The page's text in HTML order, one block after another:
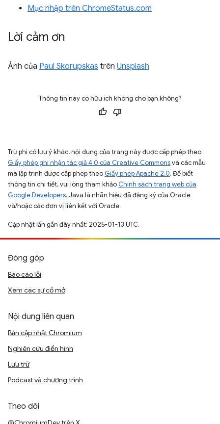
Mục nhập trên ChromeStatus.com
Lời cảm ơn
Ảnh của Paul Skorupskas trên Unsplash
Thông tin này có hữu ích không cho bạn không?
Trừ phi có lưu ý khác, nội dung của trang này được cấp phép theo
Giấy phép ghi nhận tác giả 4.0 của Creative Commonsvà các mẫu
mã lập trình được cấp phép theo Giấy phép Apache 2.0. Để biết
thông tin chi tiết, vui lòng tham khảo Chính sách trang web của
Google Developers. Java là nhãn hiệu đã đăng ký của Oracle
và/hoặc các đơn vị liên kết với Oracle.
Cập nhật lần gần đây nhất: 2025-01-13 UTC.
Đóng góp
Báo cáo lỗi
Xem các sự cố mở
Nội dung liên quan
Bản cập nhật Chromium
Nghiên cứu điển hình
Lưu trữ
Podcast và chương trình
Theo dõi